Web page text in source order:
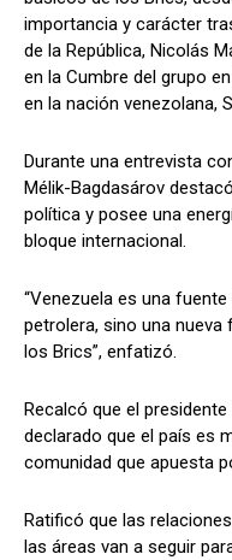
importancia y carácter
de la República, Nicolás
en la Cumbre del grupo
en la nación venezolana,
Durante una entrevista
Mélik-Bagdasárov
política y posee una
bloque internacional.
“Venezuela es una
petrolera, sino una nueva
los Brics”, enfatizó.
Recalcó que el
declarado que el país es
comunidad que apuesta
Ratificó que las
las áreas van a seguir